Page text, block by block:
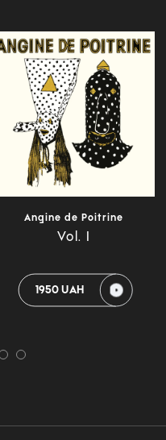
Angine de Poitrine
Vol. I
1950 UAH